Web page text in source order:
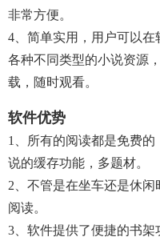
非常方便。
4、简单实用，用户可以
各种不同类型的小说资源
载，随时观看。
软件优势
1、所有的阅读都是免费
说的缓存功能，多题材。
2、不管是在坐车还是休
阅读。
3、软件提供了便捷的书